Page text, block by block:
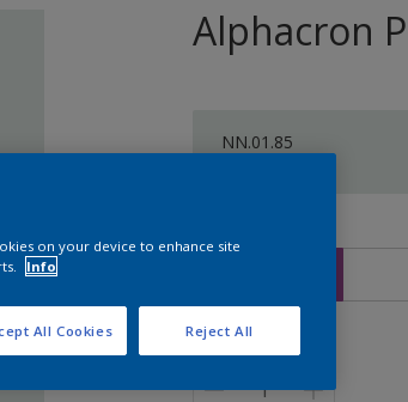
Alphacron
NN.01.85
Menge
on your device to enhance site
Info
Reject All
All Cookies